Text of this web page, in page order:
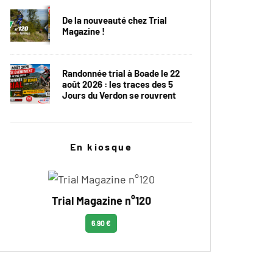
De la nouveauté chez Trial
Magazine !
Randonnée trial à Boade le 22
août 2026 : les traces des 5
Jours du Verdon se rouvrent
En kiosque
Trial Magazine n°120
6.90 €